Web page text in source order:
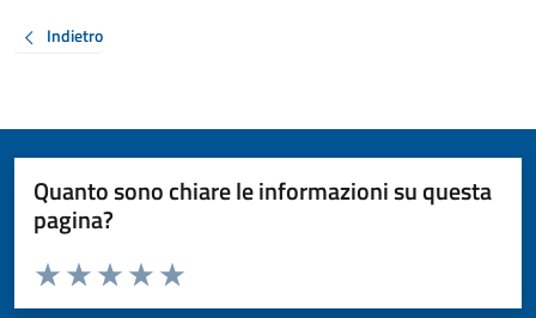
Indietro
Quanto sono chiare le informazioni su questa
pagina?
Valuta da 1 a 5 stelle la pagina
Valuta 5 stelle su 5
Valuta 4 stelle su 5
Valuta 3 stelle su 5
Valuta 2 stelle su 5
Valuta 1 stelle su 5